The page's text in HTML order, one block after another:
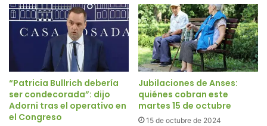
“Patricia Bullrich debería
ser condecorada”: dijo
Adorni tras el operativo en
el Congreso
Jubilaciones de Anses:
quiénes cobran este
martes 15 de octubre
15 de octubre de 2024